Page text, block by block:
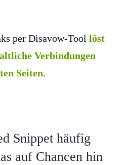
per Disavow-Tool löst
Verbindungen
Seiten.
Snippet häufig
auf Chancen hin